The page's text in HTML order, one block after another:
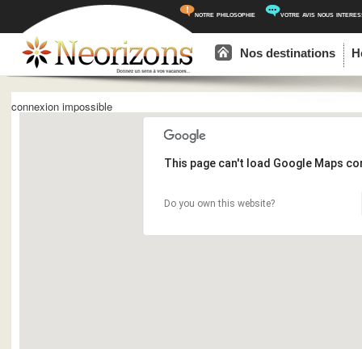
notre philosophie votre avis nous
Aller au contenu principal
Aller au contenu secondaire
Nos destinations
connexion impossible
This page can't load Google Maps
Do you own this website?